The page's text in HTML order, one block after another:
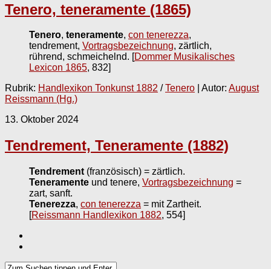
Tenero, teneramente (1865)
Tenero, teneramente, con tenerezza,
tendrement, Vortragsbezeichnung, zärtlich,
rührend, schmeichelnd. [Dommer Musikalisches
Lexicon 1865, 832]
Rubrik: Handlexikon Tonkunst 1882 /Tenero | Autor: August
Reissmann (Hg.)
13. Oktober 2024
Tendrement, Teneramente (1882)
Tendrement (französisch) = zärtlich.
Teneramente und tenere, Vortragsbezeichnung =
zart, sanft.
Tenerezza, con tenerezza = mit Zartheit.
[Reissmann Handlexikon 1882, 554]